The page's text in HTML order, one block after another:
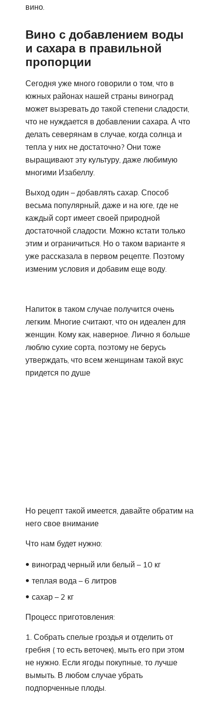
вино.
Вино с добавлением воды
и сахара в правильной
пропорции
Сегодня уже много говорили о том, что в
южных районах нашей страны виноград
может вызревать до такой степени сладости,
что не нуждается в добавлении сахара. А что
делать северянам в случае, когда солнца и
тепла у них не достаточно? Они тоже
выращивают эту культуру, даже любимую
многими Изабеллу.
Выход один – добавлять сахар. Способ
весьма популярный, даже и на юге, где не
каждый сорт имеет своей природной
достаточной сладости. Можно кстати только
этим и ограничиться. Но о таком варианте я
уже рассказала в первом рецепте. Поэтому
изменим условия и добавим еще воду.
Напиток в таком случае получится очень
легким. Многие считают, что он идеален для
женщин. Кому как, наверное. Лично я больше
люблю сухие сорта, поэтому не берусь
утверждать, что всем женщинам такой вкус
придется по душе
Но рецепт такой имеется, давайте обратим на
него свое внимание
Что нам будет нужно:
виноград черный или белый – 10 кг
теплая вода – 6 литров
сахар – 2 кг
Процесс приготовления:
1. Собрать спелые гроздья и отделить от
гребня ( то есть веточек), мыть его при этом
не нужно. Если ягоды покупные, то лучше
вымыть. В любом случае убрать
подпорченные плоды.